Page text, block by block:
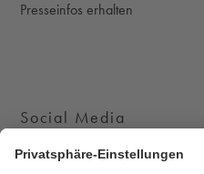
Presseinfos erhalten
Social Media